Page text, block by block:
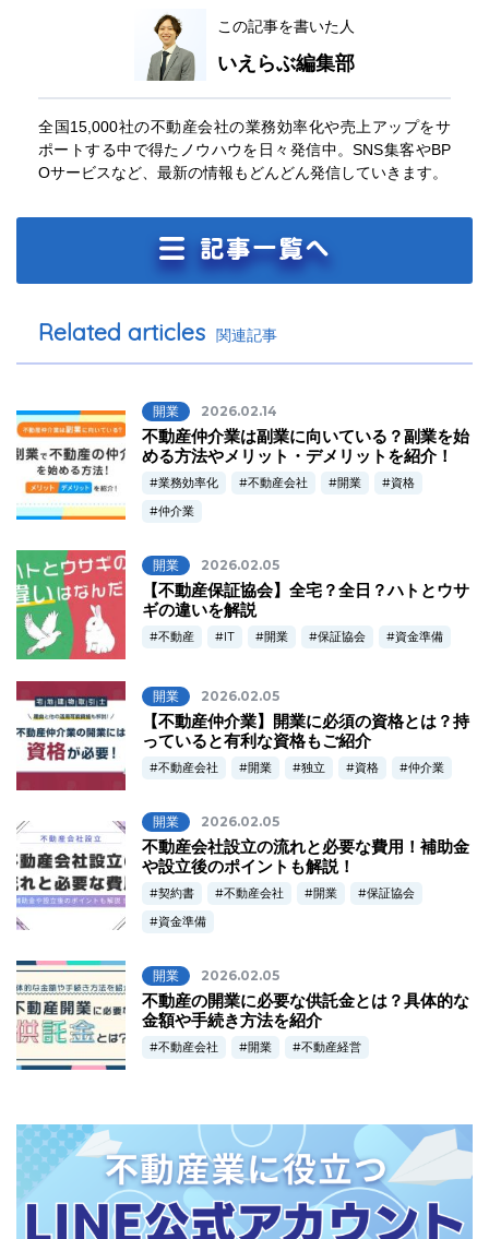
この記事を書いた人
いえらぶ編集部
全国15,000社の不動産会社の業務効率化や売上アップをサ
ポートする中で得たノウハウを日々発信中。SNS集客やBP
Oサービスなど、最新の情報もどんどん発信していきます。
Related articles 関連記事
開業 2026.02.14
不動産仲介業は副業に向いている？副業を始
める方法やメリット・デメリットを紹介！
業務効率化 不動産会社 開業
資格
仲介業
開業 2026.02.05
【不動産保証協会】全宅？全日？ハトとウサ
ギの違いを解説
不動産 IT 開業 保証協会 資金準備
開業 2026.02.05
【不動産仲介業】開業に必須の資格とは？持
っていると有利な資格もご紹介
不動産会社 開業 独立 資格 仲介業
開業 2026.02.05
不動産会社設立の流れと必要な費用！補助金
や設立後のポイントも解説！
契約書 不動産会社 開業
保証協会
資金準備
開業 2026.02.05
不動産の開業に必要な供託金とは？具体的な
金額や手続き方法を紹介
不動産会社 開業 不動産経営